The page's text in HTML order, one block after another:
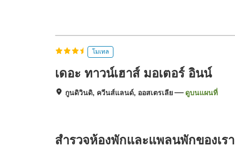
โมเทล
เดอะ ทาวน์เฮาส์ มอเตอร์ อินน์
กูนดิวินดิ, ควีนส์แลนด์, ออสเตรเลีย ดูบนแผนที่
สำรวจห้องพักและแพลนพักของเรา